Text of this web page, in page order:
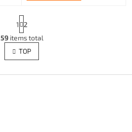
L
i
s
P
a
g
i
n
a
i
1
2
59items total
TOP